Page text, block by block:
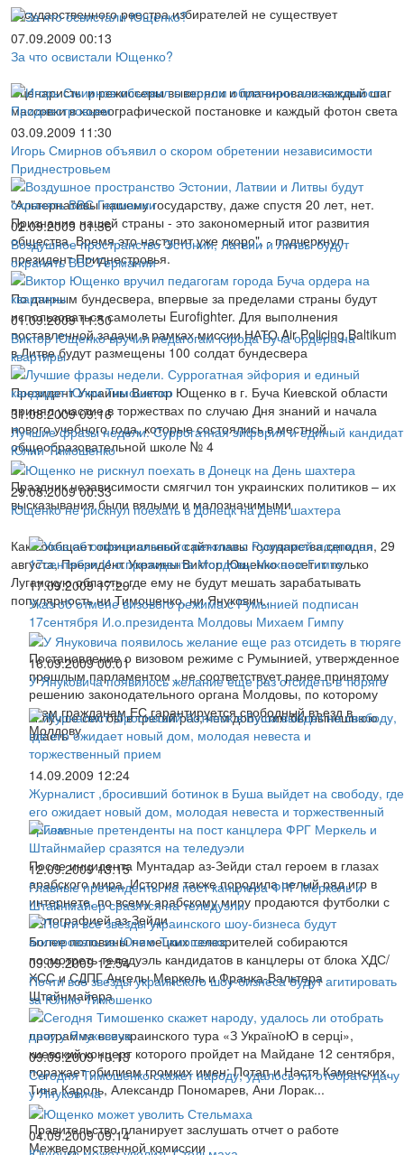
Государственного реестра избирателей не существует
07.09.2009 00:13
За что освистали Ющенко?
Сценаристы и режиссеры выверяли и планировали каждый шаг
массовки в хореографической постановке и каждый фотон света
03.09.2009 11:30
Игорь Смирнов объявил о скором обретении независимости
Приднестровьем
"Альтернативы нашему государству, даже спустя 20 лет, нет.
Признание нашей страны - это закономерный итог развития
общества. Время это наступит уже скоро", - подчеркнул
президент Приднестровья.
02.09.2009 01:36
Воздушное пространство Эстонии, Латвии и Литвы будут
охранять ВВС Германии
По данным бундесвера, впервые за пределами страны будут
использоваться самолеты Eurofighter. Для выполнения
поставленной задачи в рамках миссии НАТО Air Policing Baltikum
в Литве будут размещены 100 солдат бундесвера
01.09.2009 11:50
Виктор Ющенко вручил педагогам города Буча ордера на
квартиры
Президент Украины Виктор Ющенко в г. Буча Киевской области
принял участие в торжествах по случаю Дня знаний и начала
нового учебного года, которые состоялись в местной
общеобразовательной школе № 4
31.08.2009 09:16
Лучшие фразы недели. Суррогатная эйфория и единый кандидат
Юлии Тимошенко
Праздник независимости смягчил тон украинских политиков – их
высказывания были вялыми и малозначимыми
29.08.2009 00:33
Ющенко не рискнул поехать в Донецк на День шахтера
Как сообщает официальный сайт главы государства,сегодня, 29
августа, Президент Украины Виктор Ющенко посетит только
Луганскую область, где ему не будут мешать зарабатывать
популярность ни Тимошенко, ни Янукович..
17.09.2009 17:29
Указ об отмене визового режима с Румынией подписан
17сентября И.о.президента Молдовы Михаем Гимпу
Постановление о визовом режиме с Румынией, утвержденное
прошлым парламентом , не соответствует ранее принятому
решению законодательного органа Молдовы, по которому
всем гражданам ЕС гарантируется свободный въезд в
Молдову
16.09.2009 00:01
У Януковича появилось желание еще раз отсидеть в тюряге
Я лучше сел бы в третий раз, чем допустил бы нынешнюю
власть
14.09.2009 12:24
Журналист ,бросивший ботинок в Буша выйдет на свободу, где
его ожидает новый дом, молодая невеста и торжественный
прием
После инцидента Мунтадар аз-Зейди стал героем в глазах
арабского мира. История также породила целый ряд игр в
интернете, по всему арабскому миру продаются футболки с
фотографией аз-Зейди
12.09.2009 13:15
Главные претенденты на пост канцлера ФРГ Меркель и
Штайнмайер сразятся на теледуэли
Более половины немецких телезрителей собираются
посмотреть теледуэль кандидатов в канцлеры от блока ХДС/
ХСС и СДПГ Ангелы Меркель и Франка-Вальтера
Штайнмайера
09.09.2009 12:54
Почти все звезды украинского шоу-бизнеса будут агитировать
за Юлию Тимошенко
программа всеукраинского тура «З УкраїноЮ в серці»,
киевский концерт которого пройдет на Майдане 12 сентября,
поражает обилием громких имен: Потап и Настя Каменских,
Тина Кароль, Александр Пономарев, Ани Лорак...
09.09.2009 10:13
Сегодня Тимошенко скажет народу, удалось ли отобрать дачу
у Януковича
Правительство планирует заслушать отчет о работе
Межведомственной комиссии
04.09.2009 09:14